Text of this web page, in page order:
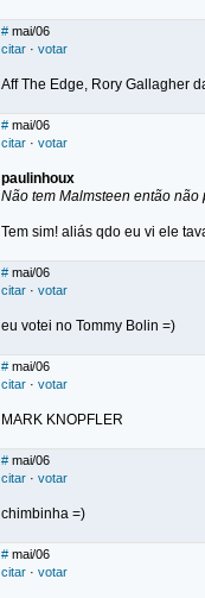
# mai/06
citar · votar
Aff The Edge, Rory Gallagher
# mai/06
citar · votar
paulinhoux
Não tem Malmsteen então não
Tem sim! aliás qdo eu vi ele
# mai/06
citar · votar
eu votei no Tommy Bolin =)
# mai/06
citar · votar
MARK KNOPFLER
# mai/06
citar · votar
chimbinha =)
# mai/06
citar · votar